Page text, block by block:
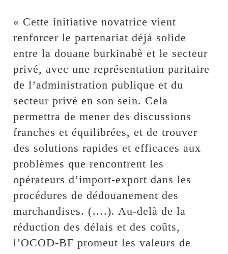
« Cette initiative novatrice vient
renforcer le partenariat déjà solide
entre la douane burkinabè et le secteur
privé, avec une représentation paritaire
de l’administration publique et du
secteur privé en son sein. Cela
permettra de mener des discussions
franches et équilibrées, et de trouver
des solutions rapides et efficaces aux
problèmes que rencontrent les
opérateurs d’import-export dans les
procédures de dédouanement des
marchandises. (….). Au-delà de la
réduction des délais et des coûts,
l’OCOD-BF promeut les valeurs de